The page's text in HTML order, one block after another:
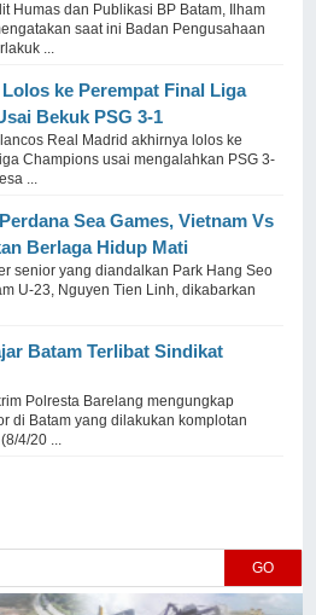
Humas dan Publikasi BP Batam, Ilham
saat ini Badan Pengusahaan
...
ke Perempat Final Liga
Bekuk PSG 3-1
Real Madrid akhirnya lolos ke
Champions usai mengalahkan PSG 3-
...
Sea Games, Vietnam Vs
Berlaga Hidup Mati
senior yang diandalkan Park Hang Seo
U-23, Nguyen Tien Linh, dikabarkan
Batam Terlibat Sindikat
Polresta Barelang mengungkap
di Batam yang dilakukan komplotan
4/20 ...
GO